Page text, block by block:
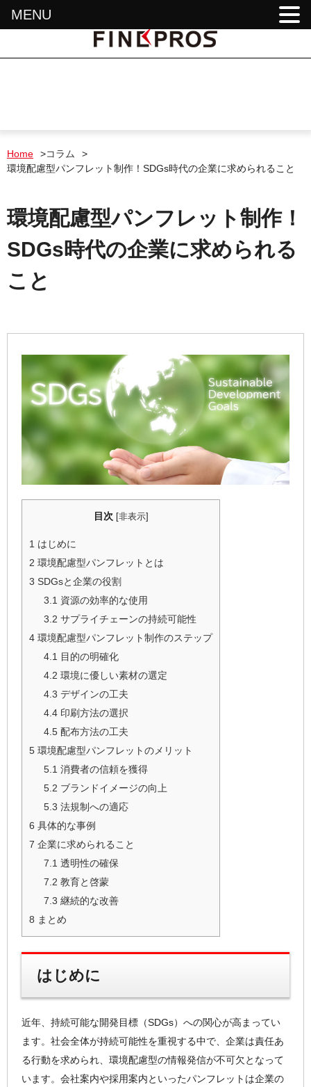
Home >コラム
>
環境配慮型パンフレット制作！SDGs時代の企業に求められること
環境配慮型パンフレット制作！
SDGs時代の企業に求められる
こと
目次 非表示]
1 はじめに
2 環境配慮型パンフレットとは
3 SDGsと企業の役割
3.1 資源の効率的な使用
3.2 サプライチェーンの持続可能性
4 環境配慮型パンフレット制作のステップ
4.1 目的の明確化
4.2 環境に優しい素材の選定
4.3 デザインの工夫
4.4 印刷方法の選択
4.5 配布方法の工夫
5 環境配慮型パンフレットのメリット
5.1 消費者の信頼を獲得
5.2 ブランドイメージの向上
5.3 法規制への適応
6 具体的な事例
7 企業に求められること
7.1 透明性の確保
7.2 教育と啓蒙
7.3 継続的な改善
8 まとめ
はじめに
近年、持続可能な開発目標（SDGs）への関心が高まってい
ます。社会全体が持続可能性を重視する中で、企業は責任あ
る行動を求められ、環境配慮型の情報発信が不可欠となって
います。会社案内や採用案内といったパンフレットは企業の
MENU